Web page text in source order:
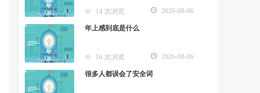
14 次浏览 2026-08-06
年上感到底是什么
16 次浏览 2026-08-06
很多人都误会了安全词